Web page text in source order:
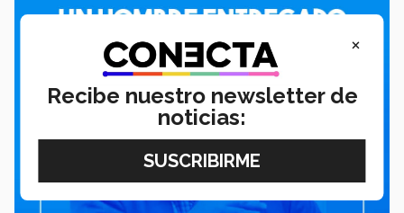
×
Recibe nuestro newsletter de
noticias: